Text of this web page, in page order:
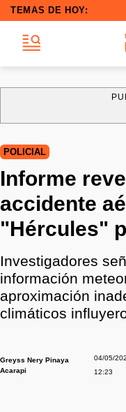
TEMAS DE HOY:
POLICIAL
Informe
accidente
"Hércules"
Investigadores
información
aproximación
climáticos
Greyss Nery Pinaya
Acarapi
04/05/
12:23